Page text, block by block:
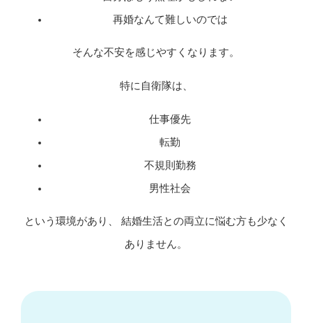
再婚なんて難しいのでは
そんな不安を感じやすくなります。
特に自衛隊は、
仕事優先
転勤
不規則勤務
男性社会
という環境があり、 結婚生活との両立に悩む方も少なく
ありません。